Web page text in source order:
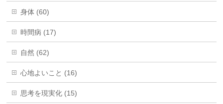
身体 (60)
時間病 (17)
自然 (62)
心地よいこと (16)
思考を現実化 (15)